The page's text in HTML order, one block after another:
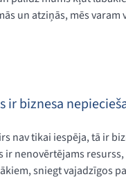
un atziņās, mēs varam
ir biznesa
nav tikai iespēja, tā ir
ir nenovērtējams
sniegt vajadzīgos